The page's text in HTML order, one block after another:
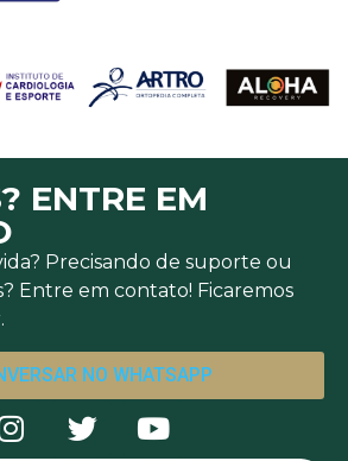
ENTRE EM
Precisando de suporte ou
Entre em contato! Ficaremos
NO WHATSAPP